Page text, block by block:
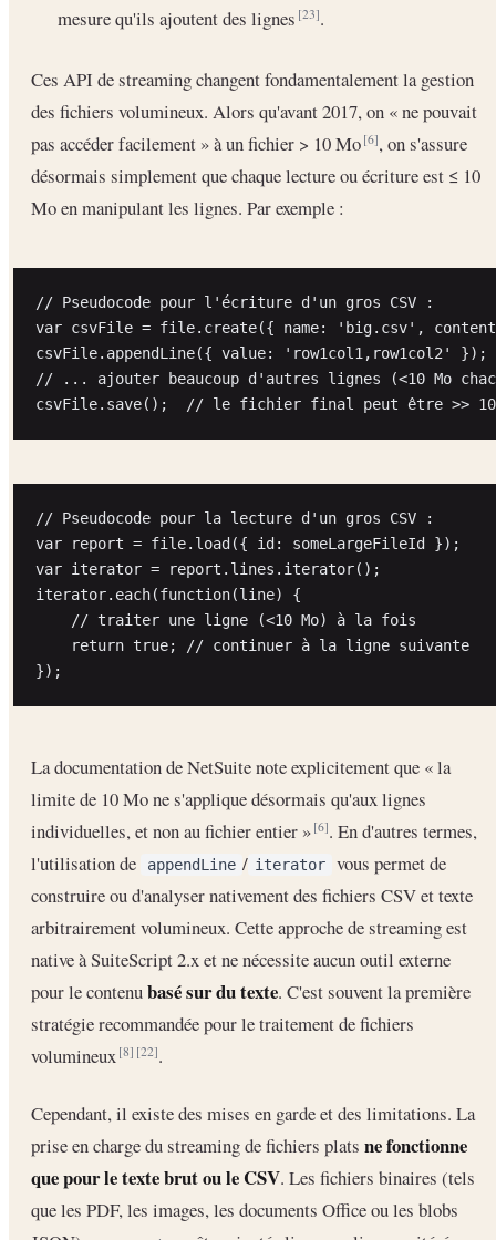
mesure qu'ils ajoutent des lignes[23].
Ces API de streaming changent fondamentalement la gestion
des fichiers volumineux. Alors qu'avant 2017, on « ne pouvait
pas accéder facilement » à un fichier > 10 Mo[6], on s'assure
désormais simplement que chaque lecture ou écriture est ≤ 10
Mo en manipulant les lignes. Par exemple :
// Pseudocode pour l'écriture d'un gros CSV :
var csvFile = file.create({ name: 'big.csv',
csvFile.appendLine({ value: 'row1col1,row1col2' });
// ... ajouter beaucoup d'autres lignes (<10 Mo
// Pseudocode pour la lecture d'un gros CSV :
var report = file.load({ id: someLargeFileId });
var iterator = report.lines.iterator();
iterator.each(function(line) {
    // traiter une ligne (<10 Mo) à la fois
    return true; // continuer à la ligne suivante
La documentation de NetSuite note explicitement que « la
limite de 10 Mo ne s'applique désormais qu'aux lignes
individuelles, et non au fichier entier »[6]. En d'autres termes,
l'utilisation de
appendLine / iterator
vous permet de
construire ou d'analyser nativement des fichiers CSV et texte
arbitrairement volumineux. Cette approche de streaming est
native à SuiteScript 2.x et ne nécessite aucun outil externe
pour le contenubasé sur du texte. C'est souvent la première
stratégie recommandée pour le traitement de fichiers
volumineux[8] [22].
Cependant, il existe des mises en garde et des limitations. La
prise en charge du streaming de fichiers plats ne fonctionne
que pour le texte brut ou le CSV. Les fichiers binaires (tels
que les PDF, les images, les documents Office ou les blobs